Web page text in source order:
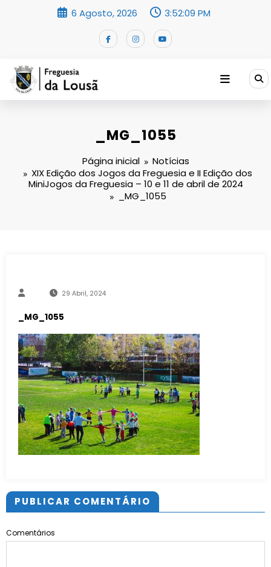
6 Agosto, 2026 3:52:10 PM
_MG_1055
Página inicial
Notícias
XIX Edição dos Jogos da Freguesia e II Edição dos
MiniJogos da Freguesia – 10 e 11 de abril de 2024
_MG_1055
29 Abril, 2024
_MG_1055
PUBLICAR COMENTÁRIO
Comentários